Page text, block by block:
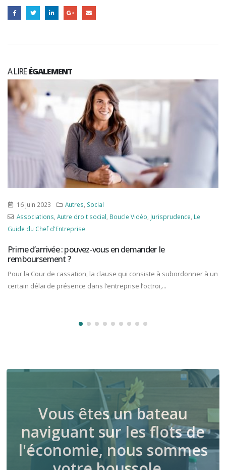
A LIREÉGALEMENT
16 juin 2023 Autres Social
Associations Autre droit social Boucle Vidéo Jurisprudence Le
Guide du Chef d'Entreprise
Prime d’arrivée : pouvez-vous en demander le
remboursement ?
Pour la Cour de cassation, la clause qui consiste à subordonner à un
certain délai de présence dans l’entreprise l’octroi,...
Vous êtes un bateau
naviguant sur les flots de
l'économie, nous sommes